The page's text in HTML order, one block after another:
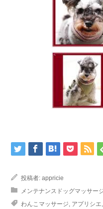
投稿者: appricie
メンテナンスドッグマッサー
わんこマッサージ, アプリシエ,